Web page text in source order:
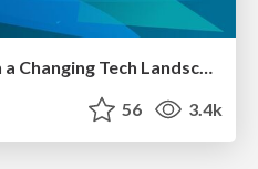
How to Create Impact in a Changing Tech Landscape [PerfNow 2023]
56 3.4k